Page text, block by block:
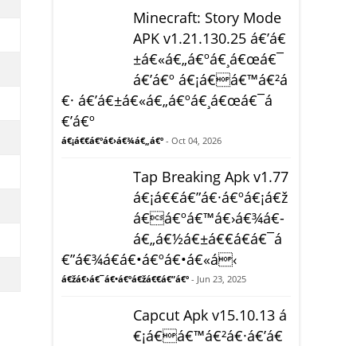
Minecraft: Story Mode
APK v1.21.130.25 á€’á€
±á€«á€„á€ºá€¸á€œá€¯
á€’á€º á€¡á€á€™á€²á
€· á€’á€±á€«á€„á€ºá€¸á€œá€¯á
€’á€º
á€¡á€€á€ºá€›á€¾á€„á€º - Oct 04, 2026
Tap Breaking Apk v1.77
á€¡á€€á€”á€·á€ºá€¡á€ž
á€á€ºá€™á€›á€¾á€­
á€„á€½á€±á€€á€­á€¯á
€”á€¾á€­á€•á€ºá€•á€«á‹
á€žá€›á€¯á€•á€ºá€žá€€á€”á€º - Jun 23, 2025
Capcut Apk v15.10.13 á
€¡á€á€™á€²á€·á€’á€